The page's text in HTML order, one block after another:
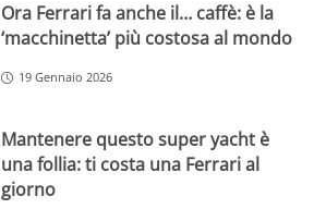
Ora Ferrari fa anche il… caffè: è la
‘macchinetta’ più costosa al mondo
19 Gennaio 2026
Mantenere questo super yacht è
una follia: ti costa una Ferrari al
giorno